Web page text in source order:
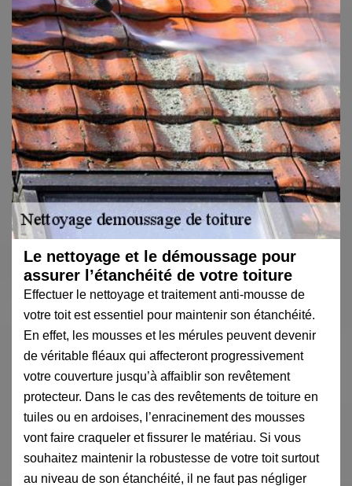
Le nettoyage et le démoussage pour
assurer l’étanchéité de votre toiture
Effectuer le nettoyage et traitement anti-mousse de
votre toit est essentiel pour maintenir son étanchéité.
En effet, les mousses et les mérules peuvent devenir
de véritable fléaux qui affecteront progressivement
votre couverture jusqu’à affaiblir son revêtement
protecteur. Dans le cas des revêtements de toiture en
tuiles ou en ardoises, l’enracinement des mousses
vont faire craqueler et fissurer le matériau. Si vous
souhaitez maintenir la robustesse de votre toit surtout
au niveau de son étanchéité, il ne faut pas négliger